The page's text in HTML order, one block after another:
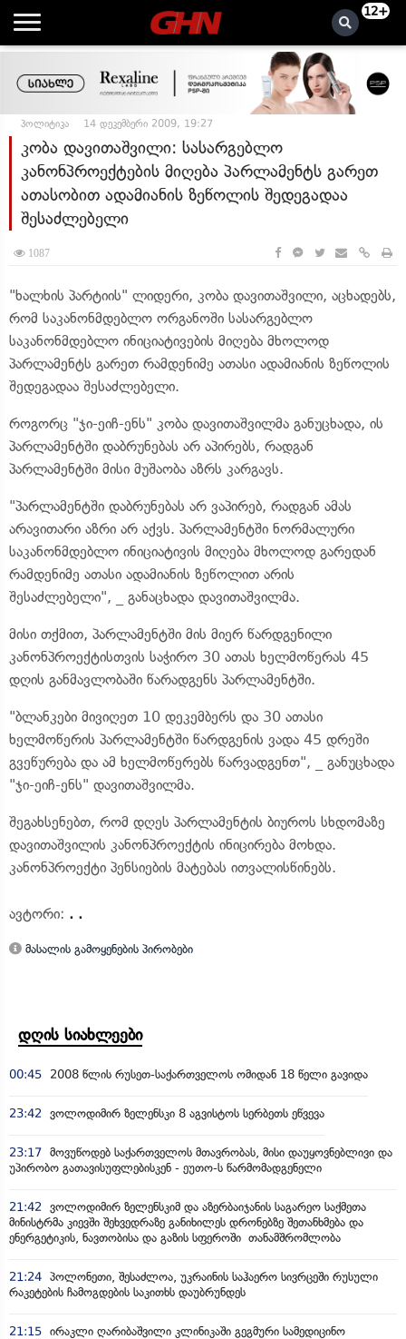
12+
პოლიტიკა 14 დეკემბერი 2009, 19:27
კობა დავითაშვილი: სასარგებლო
კანონპროექტების მიღება პარლამენტს გარეთ
ათასობით ადამიანის ზეწოლის შედეგადაა
შესაძლებელი
1087
"ხალხის პარტიის" ლიდერი, კობა დავითაშვილი, აცხადებს,
რომ საკანონმდებლო ორგანოში სასარგებლო
საკანონმდებლო ინიციატივების მიღება მხოლოდ
პარლამენტს გარეთ რამდენიმე ათასი ადამიანის ზეწოლის
შედეგადაა შესაძლებელი.
როგორც "ჯი-ეიჩ-ენს" კობა დავითაშვილმა განუცხადა, ის
პარლამენტში დაბრუნებას არ აპირებს, რადგან
პარლამენტში მისი მუშაობა აზრს კარგავს.
"პარლამენტში დაბრუნებას არ ვაპირებ, რადგან ამას
არავითარი აზრი არ აქვს. პარლამენტში ნორმალური
საკანონმდებლო ინიციატივის მიღება მხოლოდ გარედან
რამდენიმე ათასი ადამიანის ზეწოლით არის
შესაძლებელი", _ განაცხადა დავითაშვილმა.
მისი თქმით, პარლამენტში მის მიერ წარდგენილი
კანონპროექტისთვის საჭირო 30 ათას ხელმოწერას 45
დღის განმავლობაში წარადგენს პარლამენტში.
"ბლანკები მივიღეთ 10 დეკემბერს და 30 ათასი
ხელმოწერის პარლამენტში წარდგენის ვადა 45 დრეში
გვეწურება და ამ ხელმოწერებს წარვადგენთ", _ განუცხადა
"ჯი-ეიჩ-ენს" დავითაშვილმა.
შეგახსენებთ, რომ დღეს პარლამენტის ბიუროს სხდომაზე
დავითაშვილის კანონპროექტის ინიცირება მოხდა.
კანონპროექტი პენსიების მატებას ითვალისწინებს.
ავტორი: . .
მასალის გამოყენების პირობები
დღის სიახლეები
00:45 2008 წლის რუსეთ-საქართველოს ომიდან 18 წელი გავიდა
23:42 ვოლოდიმირ ზელენსკი 8 აგვისტოს სერბეთს ეწვევა
23:17 მოვუწოდებ საქართველოს მთავრობას, მისი დაუყოვნებლივი და
უპირობო გათავისუფლებისკენ - ეუთო-ს წარმომადგენელი
21:42 ვოლოდიმირ ზელენსკიმ და აზერბაიჯანის საგარეო საქმეთა
მინისტრმა კიევში შეხვედრაზე განიხილეს დრონებზე შეთანხმება და
ენერგეტიკის, ნავთობისა და გაზის სფეროში თანამშრომლობა
21:24 პოლონეთი, შესაძლოა, უკრაინის საჰაერო სივრცეში რუსული
რაკეტების ჩამოგდების საკითხს დაუბრუნდეს
21:15 ირაკლი ღარიბაშვილი კლინიკაში გეგმური სამედიცინო